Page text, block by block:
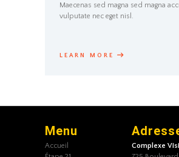
Maecenas sed magna sed magna
vulputate nec eget nisl.
LEARN MORE
Menu
Accueil
Complexe